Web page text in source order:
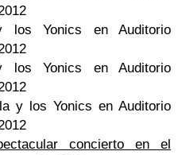
los Yonics en Auditorio
los Yonics en Auditorio
y los Yonics en Auditorio
concierto en el